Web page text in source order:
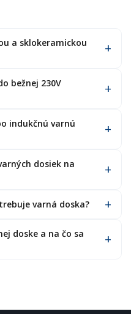
a sklokeramickou
bežnej 230V
indukčnú varnú
dosiek na
varná doska?
doske a na čo sa